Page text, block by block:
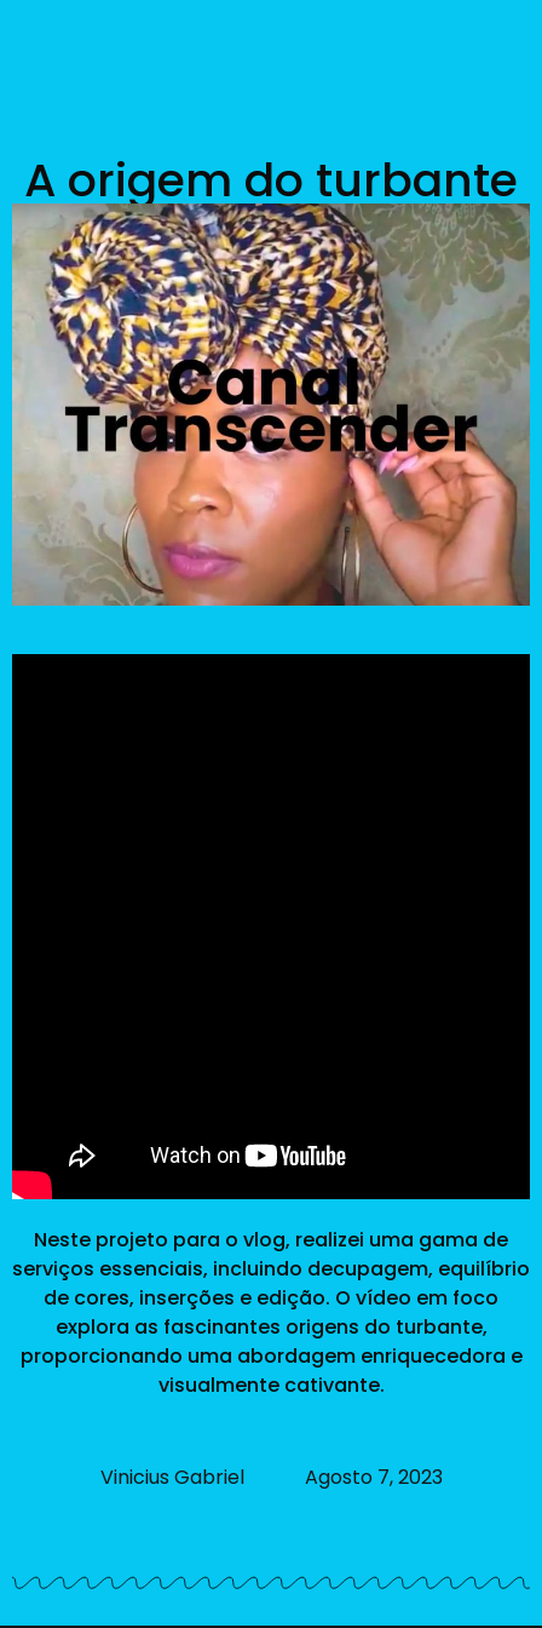
A origem do turbante
Neste projeto para o vlog, realizei uma gama de
serviços essenciais, incluindo decupagem, equilíbrio
de cores, inserções e edição. O vídeo em foco
explora as fascinantes origens do turbante,
proporcionando uma abordagem enriquecedora e
visualmente cativante.
Vinicius Gabriel Agosto 7, 2023